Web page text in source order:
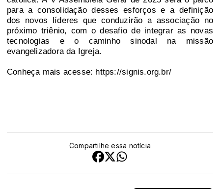
para a consolidação desses esforços e a definição
dos novos líderes que conduzirão a associação no
próximo triênio, com o desafio de integrar as novas
tecnologias e o caminho sinodal na missão
evangelizadora da Igreja.
Conheça mais acesse: https://signis.org.br/
Compartilhe essa notícia